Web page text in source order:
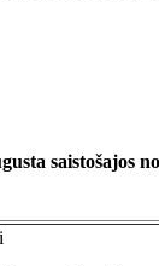
saistošajos